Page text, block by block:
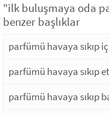
"ilk buluşmaya oda
benzer başlıklar
parfümü havaya sıkıp
parfümü havaya sıkıp
parfümü havaya sıkıp